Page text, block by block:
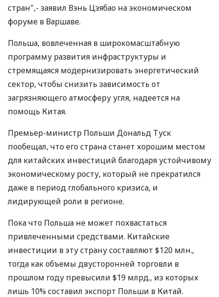
стран",- заявил Вэнь Цзябао на экономическом
форуме в Варшаве.
Польша, вовлеченная в широкомасштабную
программу развития инфраструктуры и
стремящаяся модернизировать энергетический
сектор, чтобы снизить зависимость от
загрязняющего атмосферу угля, надеется на
помощь Китая.
Премьер-министр Польши Дональд Туск
пообещал, что его страна станет хорошим местом
для китайских инвестиций благодаря устойчивому
экономическому росту, который не прекратился
даже в период глобального кризиса, и
лидирующей роли в регионе.
Пока что Польша не может похвастаться
привлеченными средствами. Китайские
инвестиции в эту страну составляют $120 млн.,
тогда как объемы двусторонней торговли в
прошлом году превысили $19 млрд., из которых
лишь 10% составил экспорт Польши в Китай.